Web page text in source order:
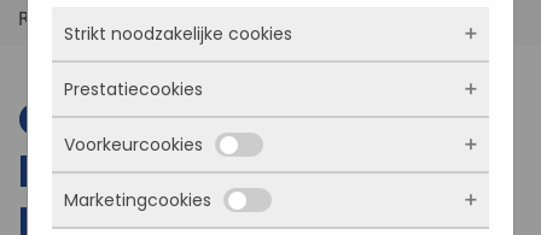
Rugged Processor XMC module
Concurrent XP
B5x/msd-RC –
Strikt noodzakelijke cookies
Deze cookies zorgen ervoor dat de website
überhaupt werkt. Ze zijn dus altijd actief en
kunnen niet worden uitgezet. Meestal worden
ze alleen geplaatst als jij iets doet, zoals
inloggen, een formulier invullen of je
Prestatiecookies
Met deze cookies zien we hoe vaak onze site
bezocht wordt, waar bezoekers vandaan
komen en welke pagina’s populair zijn. Zo
Voorkeurcookies
Deze cookies onthouden jouw voorkeuren.
Marketingcookies